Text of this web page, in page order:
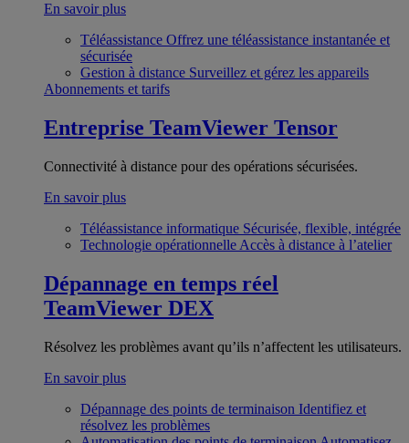
En savoir plus
Téléassistance Offrez une téléassistance instantanée et
sécurisée
Gestion à distance Surveillez et gérez les appareils
Abonnements et tarifs
Entreprise TeamViewer Tensor
Connectivité à distance pour des opérations sécurisées.
En savoir plus
Téléassistance informatique Sécurisée, flexible, intégrée
Technologie opérationnelle Accès à distance à l’atelier
Dépannage en temps réel
TeamViewer DEX
Résolvez les problèmes avant qu’ils n’affectent les utilisateurs.
En savoir plus
Dépannage des points de terminaison Identifiez et
résolvez les problèmes